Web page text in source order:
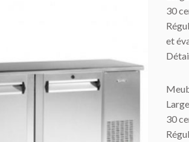
30
et
30